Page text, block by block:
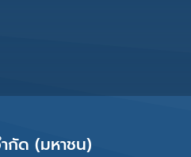
กัด (มหาชน)